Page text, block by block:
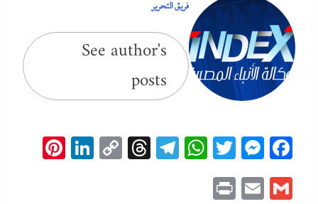
فريق التحرير
See author's
posts
Facebook
Messenger
Twitter
WhatsApp
Telegram
Threads
Copy
Gmail
Email